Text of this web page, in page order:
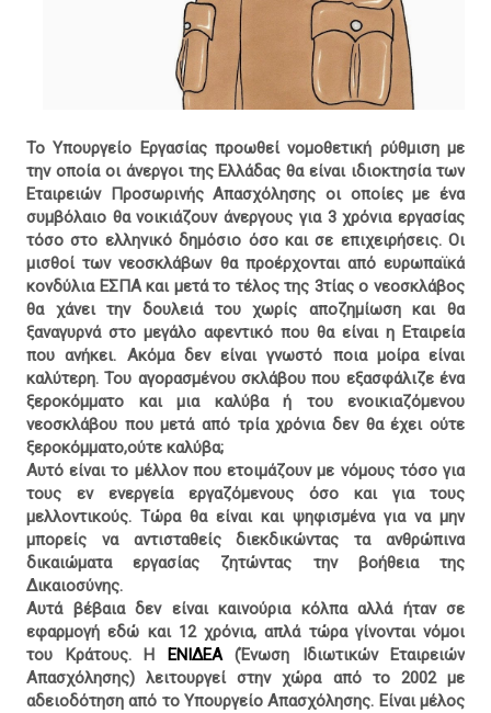
Το Υπουργείο Εργασίας προωθεί νομοθετική ρύθμιση με
την οποία οι άνεργοι της Ελλάδας θα είναι ιδιοκτησία των
Εταιρειών Προσωρινής Απασχόλησης οι οποίες με ένα
συμβόλαιο θα νοικιάζουν άνεργους για 3 χρόνια εργασίας
τόσο στο ελληνικό δημόσιο όσο και σε επιχειρήσεις. Οι
μισθοί των νεοσκλάβων θα προέρχονται από ευρωπαϊκά
κονδύλια ΕΣΠΑ και μετά το τέλος της 3τίας ο νεοσκλάβος
θα χάνει την δουλειά του χωρίς αποζημίωση και θα
ξαναγυρνά στο μεγάλο αφεντικό που θα είναι η Εταιρεία
που ανήκει. Ακόμα δεν είναι γνωστό ποια μοίρα είναι
καλύτερη. Του αγορασμένου σκλάβου που εξασφάλιζε ένα
ξεροκόμματο και μια καλύβα ή του ενοικιαζόμενου
νεοσκλάβου που μετά από τρία χρόνια δεν θα έχει ούτε
ξεροκόμματο,ούτε καλύβα;
Αυτό είναι το μέλλον που ετοιμάζουν με νόμους τόσο για
τους εν ενεργεία εργαζόμενους όσο και για τους
μελλοντικούς. Τώρα θα είναι και ψηφισμένα για να μην
μπορείς να αντισταθείς διεκδικώντας τα ανθρώπινα
δικαιώματα εργασίας ζητώντας την βοήθεια της
Δικαιοσύνης.
Αυτά βέβαια δεν είναι καινούρια κόλπα αλλά ήταν σε
εφαρμογή εδώ και 12 χρόνια, απλά τώρα γίνονται νόμοι
του Κράτους. Η ΕΝΙΔΕΑ(Ένωση Ιδιωτικών Εταιρειών
Απασχόλησης) λειτουργεί στην χώρα από το 2002 με
αδειοδότηση από το Υπουργείο Απασχόλησης. Είναι μέλος